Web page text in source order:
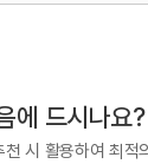
에 드시나요?
시 활용하여 최적